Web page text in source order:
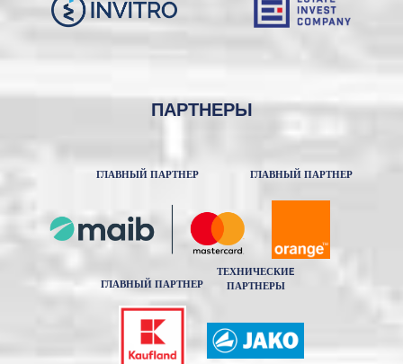
ПАРТНЕРЫ
ГЛАВНЫЙ ПАРТНЕР ГЛАВНЫЙ ПАРТНЕР
ГЛАВНЫЙ ПАРТНЕР
ТЕХНИЧЕСКИE
ПАРТНЕРЫ